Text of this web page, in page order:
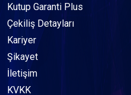
Kutup Garanti Plus
Çekiliş Detayları
Kariyer
Şikayet
İletişim
KVKK